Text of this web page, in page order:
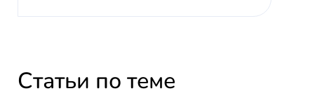
Статьи по теме